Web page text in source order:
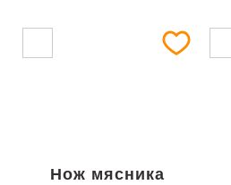
Нож мясника